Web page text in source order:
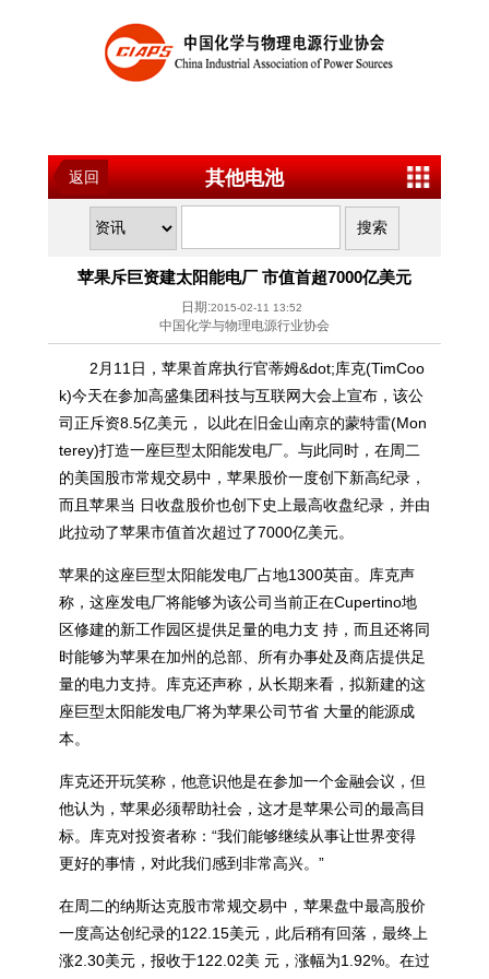
返回 其他电池
苹果斥巨资建太阳能电厂 市值首超7000亿美元
日期:2015-02-11 13:52
中国化学与物理电源行业协会
2月11日，苹果首席执行官蒂姆&dot;库克(TimCoo
k)今天在参加高盛集团科技与互联网大会上宣布，该公
司正斥资8.5亿美元， 以此在旧金山南京的蒙特雷(Mon
terey)打造一座巨型太阳能发电厂。与此同时，在周二
的美国股市常规交易中，苹果股价一度创下新高纪录，
而且苹果当 日收盘股价也创下史上最高收盘纪录，并由
此拉动了苹果市值首次超过了7000亿美元。
苹果的这座巨型太阳能发电厂占地1300英亩。库克声
称，这座发电厂将能够为该公司当前正在Cupertino地
区修建的新工作园区提供足量的电力支 持，而且还将同
时能够为苹果在加州的总部、所有办事处及商店提供足
量的电力支持。库克还声称，从长期来看，拟新建的这
座巨型太阳能发电厂将为苹果公司节省 大量的能源成
本。
库克还开玩笑称，他意识他是在参加一个金融会议，但
他认为，苹果必须帮助社会，这才是苹果公司的最高目
标。库克对投资者称：“我们能够继续从事让世界变得
更好的事情，对此我们感到非常高兴。”
在周二的纳斯达克股市常规交易中，苹果盘中最高股价
一度高达创纪录的122.15美元，此后稍有回落，最终上
涨2.30美元，报收于122.02美 元，涨幅为1.92%。在过